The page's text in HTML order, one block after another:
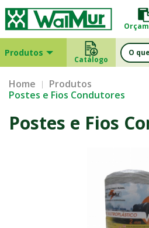
Produtos
Catálogo
Home
Produtos
Postes e Fios Condutores
Postes e Fios